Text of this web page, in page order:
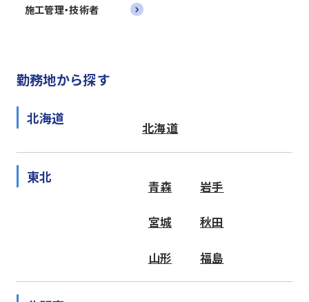
施工管理・技術者
勤務地から探す
北海道
北海道
東北
青森 岩手
宮城 秋田
山形 福島